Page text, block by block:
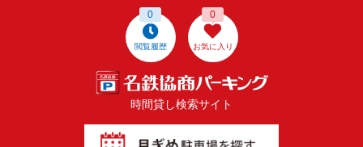
閲覧履歴
0
お気に入り
0
時間貸し検索サイト